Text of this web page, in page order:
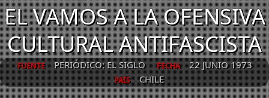
EL VAMOS A LA OFENSIVA
CULTURAL ANTIFASCISTA
FUENTE PERIÓDICO: EL SIGLO FECHA 22 JUNIO 1973
PAÍS CHILE